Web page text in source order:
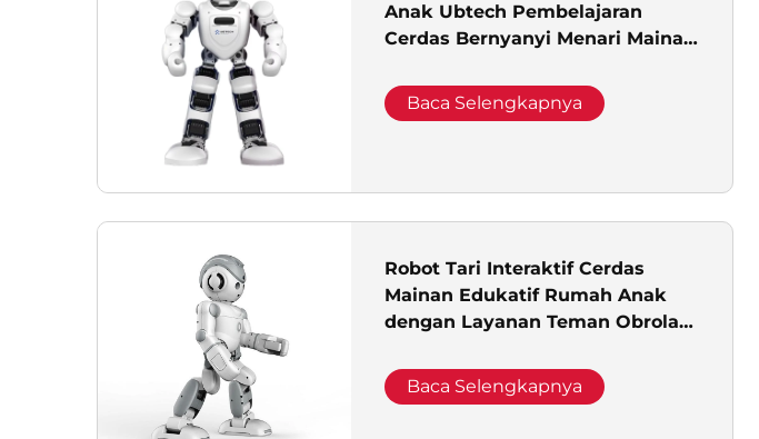
Anak Ubtech Pembelajaran
Cerdas Bernyanyi Menari Mainan
Peralatan Layanan
Baca Selengkapnya
Robot Tari Interaktif Cerdas
Mainan Edukatif Rumah Anak
dengan Layanan Teman Obrolan
Baca Selengkapnya